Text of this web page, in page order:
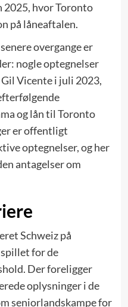
2025, hvor Toronto
på låneaftalen.
overgange er
nogle optegnelser
Vicente i juli 2023,
og lån til Toronto
er offentligt
optegnelser, og her
antagelser om
Schweiz på
for de
Der foreligger
oplysninger i de
seniorlandskampe for